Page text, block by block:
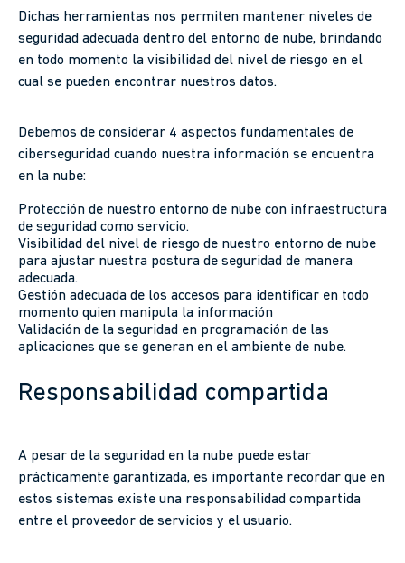
Dichas herramientas nos permiten mantener niveles de
seguridad adecuada dentro del entorno de nube, brindando
en todo momento la visibilidad del nivel de riesgo en el
cual se pueden encontrar nuestros datos.
Debemos de considerar 4 aspectos fundamentales de
ciberseguridad cuando nuestra información se encuentra
en la nube:
Protección de nuestro entorno de nube con infraestructura
de seguridad como servicio.
Visibilidad del nivel de riesgo de nuestro entorno de nube
para ajustar nuestra postura de seguridad de manera
adecuada.
Gestión adecuada de los accesos para identificar en todo
momento quien manipula la información
Validación de la seguridad en programación de las
aplicaciones que se generan en el ambiente de nube.
Responsabilidad compartida
A pesar de la seguridad en la nube puede estar
prácticamente garantizada, es importante recordar que en
estos sistemas existe una responsabilidad compartida
entre el proveedor de servicios y el usuario.